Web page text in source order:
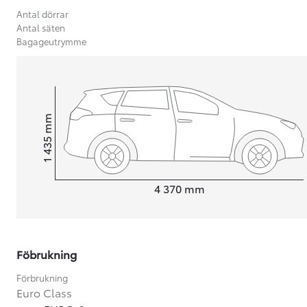
Från 599 900 kr
Nya Corolla Cross
Antal dörrar
Antal säten
Bagageutrymme
4 370 mm
Height1 435
mm
Föbrukning
Förbrukning
Euro Class